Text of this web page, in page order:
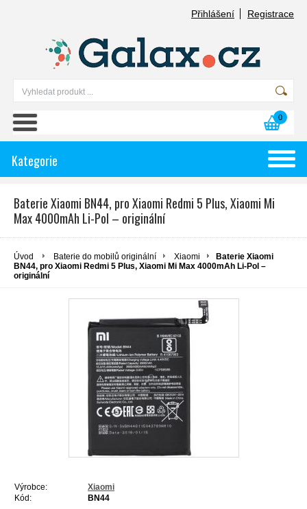
Přihlášení Registrace
0
Kategorie
Baterie Xiaomi BN44, pro Xiaomi Redmi 5 Plus, Xiaomi Mi
Max 4000mAh Li-Pol – originální
Úvod Baterie do mobilů originální Xiaomi
Baterie Xiaomi
BN44, pro Xiaomi Redmi 5 Plus, Xiaomi Mi Max 4000mAh Li-Pol –
originální
Výrobce:
Xiaomi
Kód:
BN44